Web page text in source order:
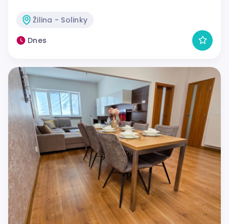
Žilina - Solinky
Dnes